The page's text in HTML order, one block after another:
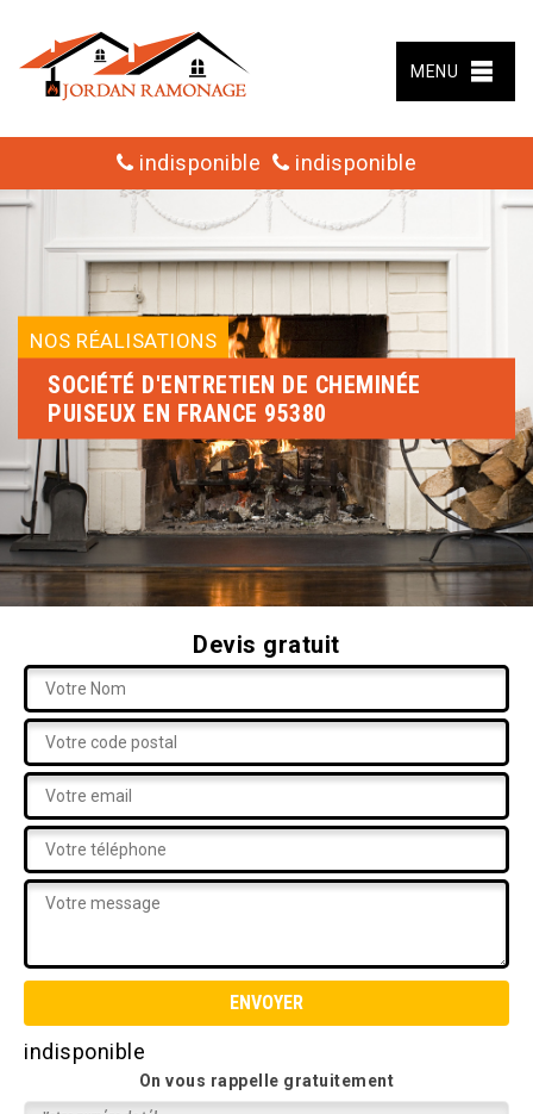
MENU
indisponible indisponible
NOS RÉALISATIONS
SOCIÉTÉ D'ENTRETIEN DE CHEMINÉE
PUISEUX EN FRANCE 95380
Devis gratuit
indisponible
On vous rappelle gratuitement